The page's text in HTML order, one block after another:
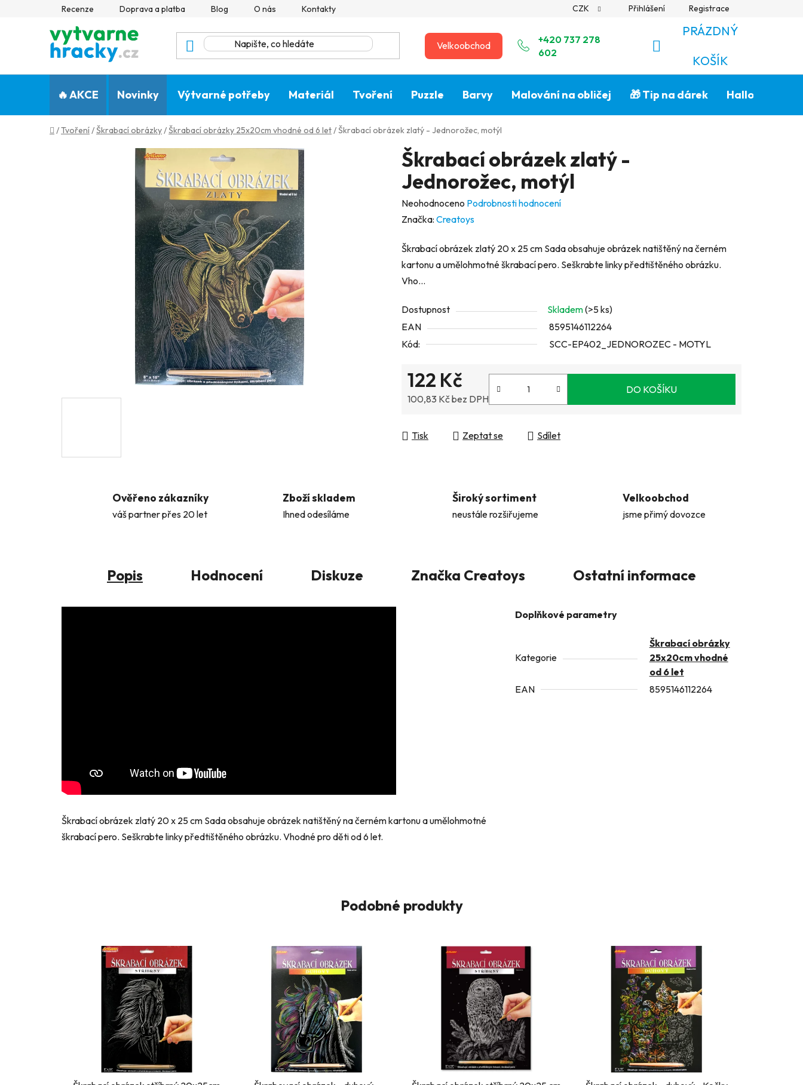
Recenze Doprava a platba Blog O nás Kontakty CZK Přihlášení Registrace
Velkoobchod
+420 737 278
602
NÁKUPNÍ
KOŠÍK
PRÁZDNÝ
KOŠÍK
🔥 AKCE Novinky Výtvarné potřeby Materiál Tvoření Puzzle Barvy Malování na obličej 🎁 Tip na dárek Halloween🎃
Domů
/Tvoření/Škrabací obrázky/Škrabací obrázky 25x20cm vhodné od 6 let/Škrabací obrázek zlatý - Jednorožec, motýl
Škrabací obrázek zlatý -
Jednorožec, motýl
Průměrné
hodnocení
je
0,0
z
hvězdiček.
Neohodnoceno Podrobnosti hodnocení
Značka: Creatoys
Škrabací obrázek zlatý 20 x 25 cm Sada obsahuje obrázek natištěný na černém
kartonu a umělohmotné škrabací pero. Seškrabte linky předtištěného obrázku.
Vho...
Dostupnost Skladem(>5 ks)
EAN
8595146112264
Kód:
SCC-EP402_JEDNOROZEC - MOTYL
122 Kč
100,83 Kč bez DPH
DO KOŠÍKU
Tisk Zeptat se Sdílet
Ověřeno zákazníky
váš partner přes 20 let
Zboží skladem
Ihned odesíláme
Široký sortiment
neustále rozšiřujeme
Velkoobchod
jsme přimý dovozce
Popis Hodnocení Diskuze Značka Creatoys Ostatní informace
Škrabací obrázek zlatý 20 x 25 cm Sada obsahuje obrázek natištěný na černém kartonu a umělohmotné
škrabací pero. Seškrabte linky předtištěného obrázku. Vhodné pro děti od 6 let.
Doplňkové parametry
Kategorie
Škrabací obrázky
25x20cm vhodné
od 6 let
EAN
8595146112264
Podobné produkty